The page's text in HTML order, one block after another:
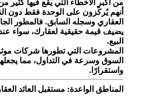
من أكبر الأخطاء التي يقع فيها كثير
أنهم يُركّزون على الوحدة فقط دون
العقاري وسجله السابق. فالمطور
يضيف قيمة حقيقية لعقارك، سواء عند
البيع.
المشروعات التي تطورها شركات
السوق وسرعة في التداول، مما يجعلها
واستقرارًا.
المناطق الواعدة: مستقبل العائد